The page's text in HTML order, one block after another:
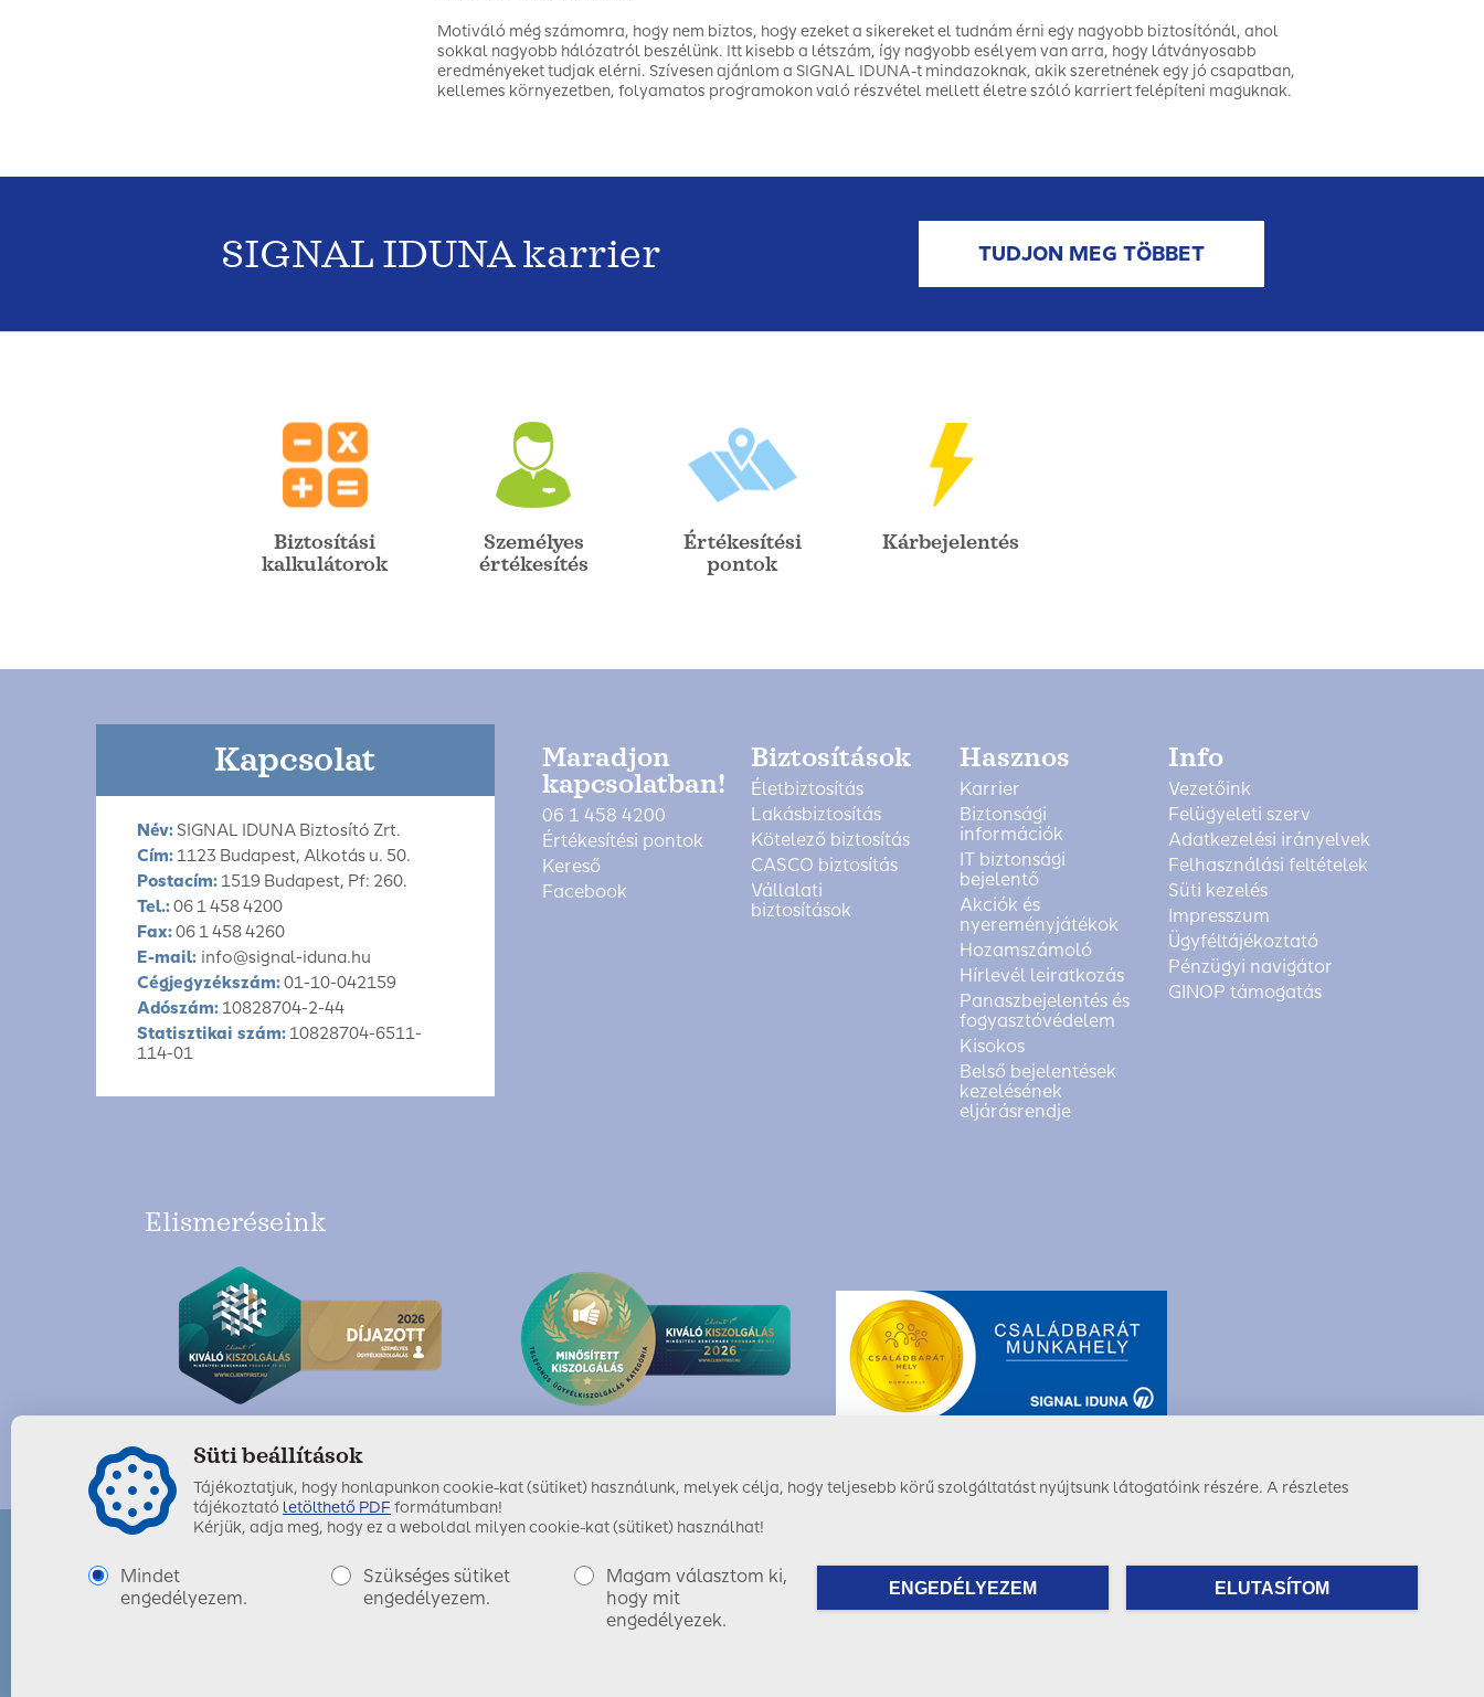
Motiváló még számomra, hogy nem biztos, hogy ezeket a sikereket el tudnám érni egy nagyobb biztosítónál, ahol
sokkal nagyobb hálózatról beszélünk. Itt kisebb a létszám, így nagyobb esélyem van arra, hogy látványosabb
eredményeket tudjak elérni. Szívesen ajánlom a SIGNAL IDUNA-t mindazoknak, akik szeretnének egy jó csapatban,
kellemes környezetben, folyamatos programokon való részvétel mellett életre szóló karriert felépíteni maguknak.
SIGNAL IDUNA karrier TUDJON MEG TÖBBET
Biztosítási
kalkulátorok
Személyes
értékesítés
Értékesítési
pontok
Kárbejelentés
Kapcsolat
Név: SIGNAL IDUNA Biztosító Zrt.
Cím: 1123 Budapest, Alkotás u. 50.
Postacím: 1519 Budapest, Pf: 260.
Tel.:06 1 458 4200
Fax:06 1 458 4260
E-mail: info@signal-iduna.hu
Cégjegyzékszám:01-10-042159
Adószám: 10828704-2-44
Statisztikai szám: 10828704-6511-
114-01
Maradjon
kapcsolatban!
06 1 458 4200
Értékesítési pontok
Kereső
Facebook
Biztosítások
Életbiztosítás
Lakásbiztosítás
Kötelező biztosítás
CASCO biztosítás
Vállalati
biztosítások
Hasznos
Karrier
Biztonsági
információk
IT biztonsági
bejelentő
Akciók és
nyereményjátékok
Hozamszámoló
Hírlevél leiratkozás
Panaszbejelentés és
fogyasztóvédelem
Kisokos
Belső bejelentések
kezelésének
eljárásrendje
Info
Vezetőink
Felügyeleti szerv
Adatkezelési irányelvek
Felhasználási feltételek
Süti kezelés
Impresszum
Ügyféltájékoztató
Pénzügyi navigátor
GINOP támogatás
Elismeréseink
Utolsó módosítás dátuma: 2021. április 06.
SIGNAL IDUNA Biztosító Zrt.
Copyright © 2017 SIGNAL IDUNA Biztosító Zrt.
FacebookLinkedInInstagram
Süti beállítások
Tájékoztatjuk, hogy honlapunkon cookie-kat (sütiket) használunk, melyek célja, hogy teljesebb körű szolgáltatást nyújtsunk látogatóink részére. A részletes
tájékoztató letölthető PDF formátumban!
Kérjük, adja meg, hogy ez a weboldal milyen cookie-kat (sütiket) használhat!
Mindet
engedélyezem.
Szükséges sütiket
engedélyezem.
Magam választom ki,
hogy mit
engedélyezek.
ENGEDÉLYEZEM ELUTASÍTOM